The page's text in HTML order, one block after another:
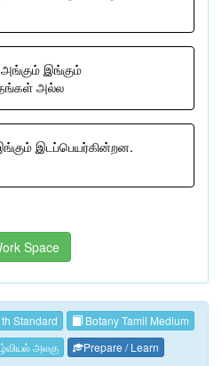
அங்கும் இங்கும்
அல்ல
இடப்பெயர்கின்றன.
Space
Standard
Botany Tamil Medium
அலகு
Prepare / Learn